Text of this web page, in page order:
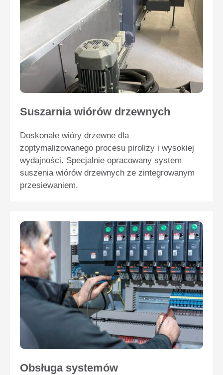
Suszarnia wiórów drzewnych
Doskonałe wióry drzewne dla
zoptymalizowanego procesu pirolizy i wysokiej
wydajności. Specjalnie opracowany system
suszenia wiórów drzewnych ze zintegrowanym
przesiewaniem.
Obsługa systemów